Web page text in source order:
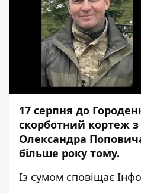
17 серпня до
скорботний кортеж з
Олександра
більше року тому.
Із сумом сповіщає